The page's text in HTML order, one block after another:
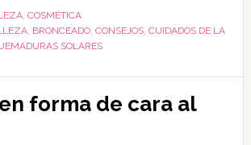
, COSMÉTICA
, BRONCEADO, CONSEJOS, CUIDADOS DE LA
SOLARES
forma de cara al